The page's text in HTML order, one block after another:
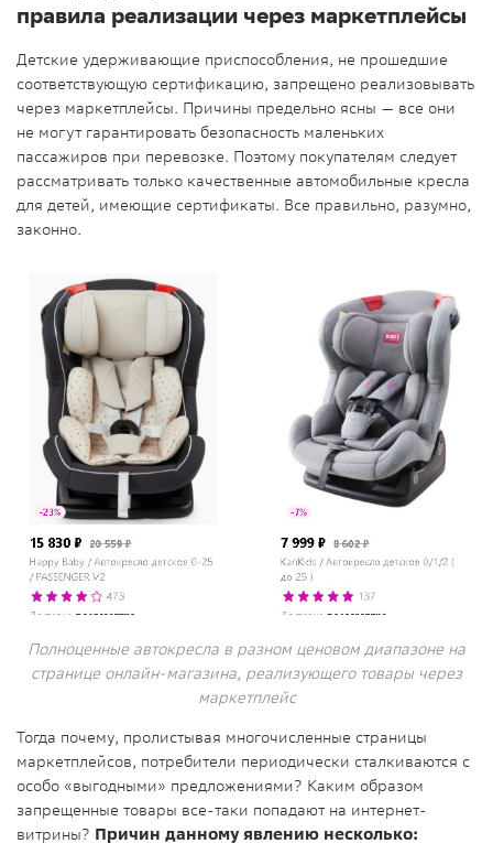
правила реализации через маркетплейсы
Детские удерживающие приспособления, не прошедшие
соответствующую сертификацию, запрещено реализовывать
через маркетплейсы. Причины предельно ясны — все они
не могут гарантировать безопасность маленьких
пассажиров при перевозке. Поэтому покупателям следует
рассматривать только качественные автомобильные кресла
для детей, имеющие сертификаты. Все правильно, разумно,
законно.
Полноценные автокресла в разном ценовом диапазоне на
странице онлайн-магазина, реализующего товары через
маркетплейс
Тогда почему, пролистывая многочисленные страницы
маркетплейсов, потребители периодически сталкиваются с
особо «выгодными» предложениями? Каким образом
запрещенные товары все-таки попадают на интернет-
витрины? Причин данному явлению несколько: